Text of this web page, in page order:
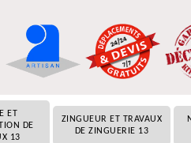
ET
DE
13
ZINGUEUR ET TRAVAUX
DE ZINGUERIE 13